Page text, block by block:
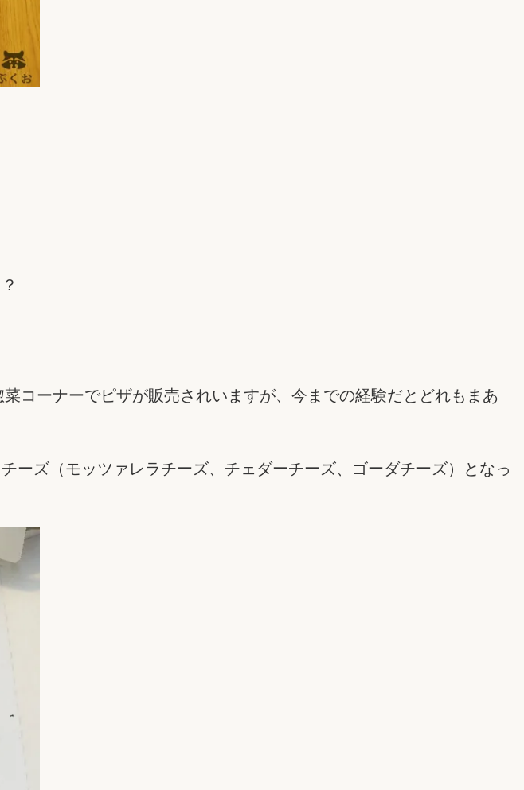
コーナーでピザが販売されいますが、今までの経験だとどれもまあ
ーズ（モッツァレラチーズ、チェダーチーズ、ゴーダチーズ）となっ